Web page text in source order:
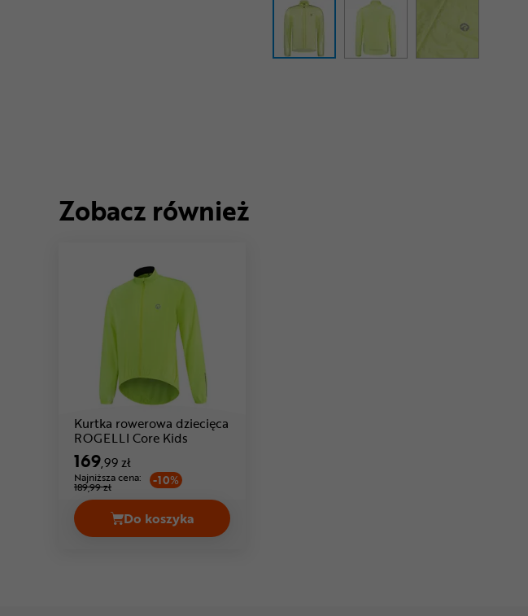
Zobacz również
Kurtka rowerowa dziecięca
ROGELLI Core Kids
169,99 zł
Najniższa cena:
189,99 zł -10%
Do koszyka
Kurtka rowerowa dziecięca ROGELLI Core Kids Cena 169,99 zł